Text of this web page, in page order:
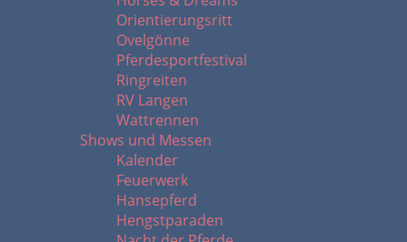
Orientierungsritt
Ovelgönne
Pferdesportfestival
Ringreiten
RV Langen
Wattrennen
Shows und Messen
Kalender
Feuerwerk
Hansepferd
Hengstparaden